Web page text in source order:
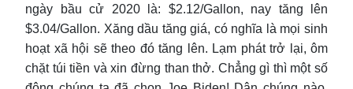
ngày bầu cử 2020 là: $2.12/Gallon, nay tăng lên
$3.04/Gallon. Xăng dầu tăng giá, có nghĩa là mọi sinh
hoạt xã hội sẽ theo đó tăng lên. Lạm phát trở lại, ôm
chặt túi tiền và xin đừng than thở. Chẳng gì thì một số